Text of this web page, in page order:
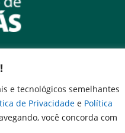
e tecnológicos semelhantes
de Privacidade e Política
você concorda com